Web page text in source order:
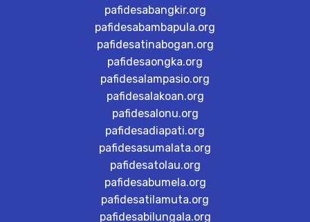
pafidesabangkir.org
pafidesabambapula.org
pafidesatinabogan.org
pafidesaongka.org
pafidesalampasio.org
pafidesalakoan.org
pafidesalonu.org
pafidesadiapati.org
pafidesasumalata.org
pafidesatolau.org
pafidesabumela.org
pafidesatilamuta.org
pafidesabilungala.org